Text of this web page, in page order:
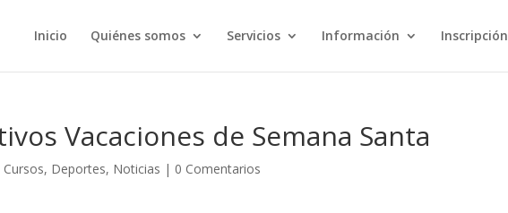
Inicio Quiénes somos Servicios Información Inscripción
Vacaciones de Semana Santa
Cursos, Deportes, Noticias | 0 Comentarios